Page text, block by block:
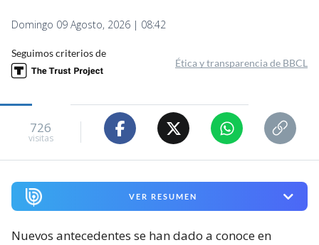
Domingo 09 Agosto, 2026 | 08:42
Seguimos criterios de
Ética y transparencia de BBCL
726
visitas
VER RESUMEN
Nuevos antecedentes se han dado a conoce en